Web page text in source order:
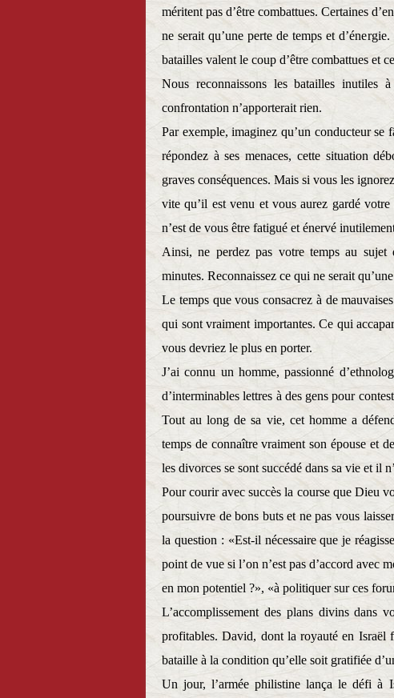
méritent pas d’être combattues. Certaines
ne serait qu’une perte de temps et
batailles valent le coup d’être combattues et
Nous reconnaissons les batailles inutiles
confrontation n’apporterait rien.
Par exemple, imaginez qu’un conducteur se
répondez à ses menaces, cette situation
graves conséquences. Mais si vous les
vite qu’il est venu et vous aurez gardé
n’est de vous être fatigué et énervé
Ainsi, ne perdez pas votre temps au
minutes. Reconnaissez ce qui ne serait
Le temps que vous consacrez à de
qui sont vraiment importantes. Ce qui
vous devriez le plus en porter.
J’ai connu un homme, passionné
d’interminables lettres à des gens pour
Tout au long de sa vie, cet homme a
temps de connaître vraiment son épouse et
les divorces se sont succédé dans sa vie et il
Pour courir avec succès la course que Dieu
poursuivre de bons buts et ne pas vous
la question : «Est-il nécessaire que je
point de vue si l’on n’est pas d’accord avec
en mon potentiel ?», «à politiquer sur ces
L’accomplissement des plans divins dans
profitables. David, dont la royauté en Israël
bataille à la condition qu’elle soit gratifiée
Un jour, l’armée philistine lança le défi à